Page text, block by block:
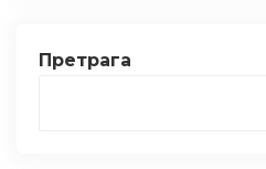
Претрага